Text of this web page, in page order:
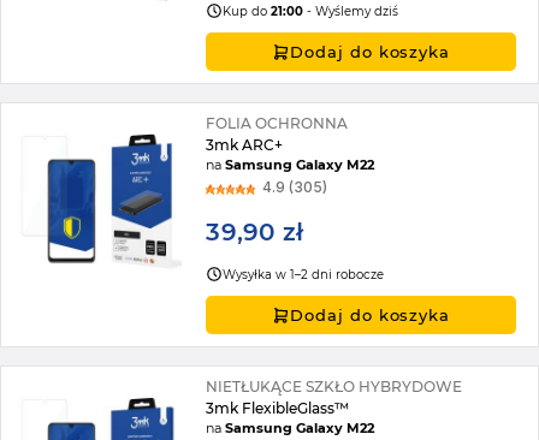
Kup do21:00 - Wyślemy dziś
Dodaj do koszyka
FOLIA OCHRONNA
3mk ARC+
naSamsung Galaxy M22
4.9 (305)
39,90 zł
Wysyłka w 1–2 dni robocze
Dodaj do koszyka
NIETŁUKĄCE SZKŁO HYBRYDOWE
3mk FlexibleGlass™
naSamsung Galaxy M22